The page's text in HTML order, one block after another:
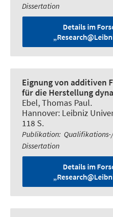
Dissertation
Details im
Eignung von additiven
für die Herstellung
Ebel, Thomas Paul.
Hannover: Leibniz
118 S.
Publikation:
Dissertation
Details im